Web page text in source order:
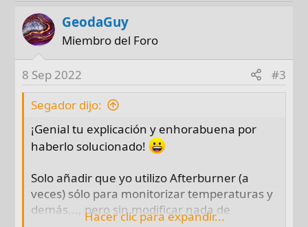
e
a
c
o
n
s
GeodaGuy
Miembro del Foro
8 Sep 2022
#3
Segador dijo:
¡Genial tu explicación y enhorabuena por
haberlo solucionado!
Solo añadir que yo utilizo Afterburner (a
veces) sólo para monitorizar temperaturas y
demás..., pero sin modificar nada de
Hacer clic para expandir...